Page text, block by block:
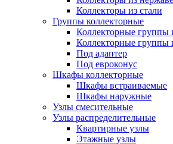
Коллекторы из стали
Группы коллекторные
Коллекторные группы
Коллекторные группы
Под адаптер
Под евроконус
Шкафы коллекторные
Шкафы встраиваемые
Шкафы наружные
Узлы смесительные
Узлы распределительные
Квартирные узлы
Этажные узлы